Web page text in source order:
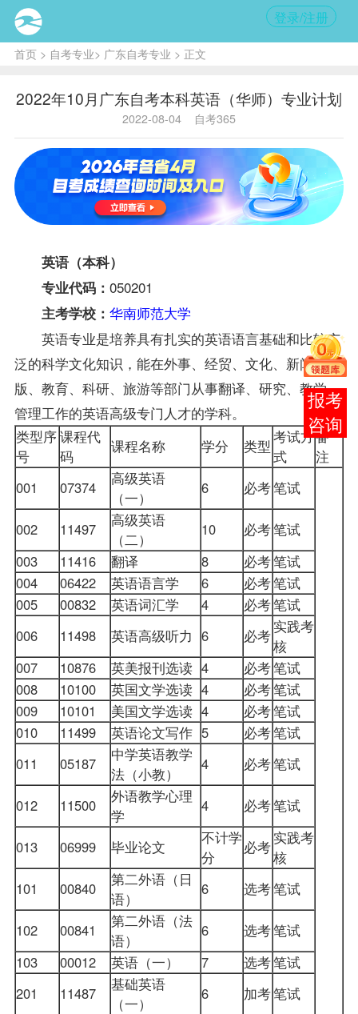
登录/注册
首页> 自考专业> 广东自考专业 > 正文
2022年10月广东自考本科英语（华师）专业计划
2022-08-04 自考365
英语（本科）
专业代码： 050201
主考学校： 华南师范大学
英语专业是培养具有扎实的英语语言基础和比较广
泛的科学文化知识，能在外事、经贸、文化、新闻出
版、教育、科研、旅游等部门从事翻译、研究、教学、
管理工作的英语高级专门人才的学科。
类型序
号
课程代
码
课程名称 学分 类型考试方
式
备
注
001
07374
高级英语
（一）
6 必考笔试
002 11497
高级英语
（二）
10 必考笔试
003
11416 翻译 8 必考笔试
004
06422 英语语言学 6 必考笔试
005
00832 英语词汇学 4 必考笔试
006
11498 英语高级听力 6 必考实践考
核
007
10876 英美报刊选读 4 必考笔试
008
10100 英国文学选读 4 必考笔试
009
10101 美国文学选读 4 必考笔试
010
11499 英语论文写作 5 必考笔试
011
05187
中学英语教学
法（小教）
4 必考笔试
012 11500
外语教学心理
学
4 必考笔试
013 06999 毕业论文
不计学
分
必考实践考
核
101
00840
第二外语（日
语）
6 选考笔试
102 00841
第二外语（法
语）
6 选考笔试
103
00012 英语（一） 7 选考笔试
201
11487
基础英语
（一）
6 加考笔试
在线
客服